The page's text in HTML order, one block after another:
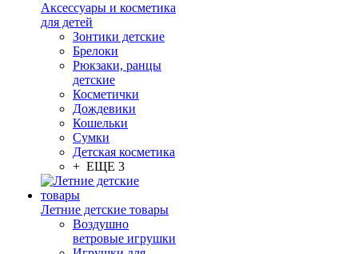
Аксессуары и косметика
для детей
Зонтики детские
Брелоки
Рюкзаки, ранцы
детские
Косметички
Дождевики
Кошельки
Сумки
Детская косметика
+ ЕЩЕ 3
Летние детские товары
Воздушно
ветровые игрушки